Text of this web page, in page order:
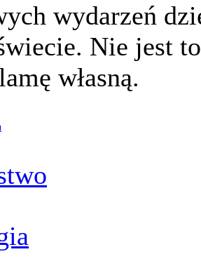
wydarzeń
Nie jest
własną.